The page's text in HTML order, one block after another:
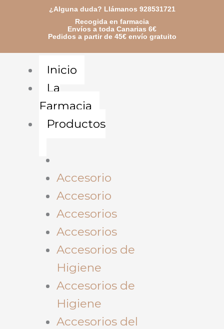
¿Alguna duda? Llámanos 928531721
Recogida en farmacia
Envíos a toda Canarias 6€
Pedidos a partir de 45€ envío gratuito
Inicio
La
Farmacia
Productos
Accesorio
Accesorio
Accesorios
Accesorios
Accesorios de
Higiene
Accesorios de
Higiene
Accesorios del